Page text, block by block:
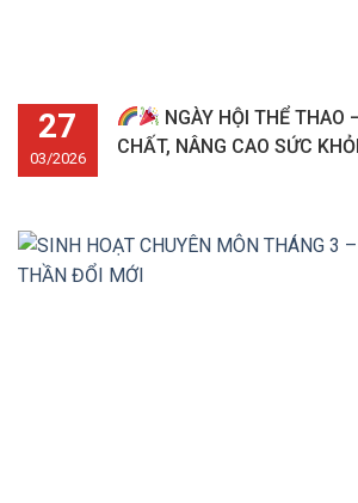
27
03/2026
NGÀY HỘI THỂ THAO
CHẤT, NÂNG CAO SỨC